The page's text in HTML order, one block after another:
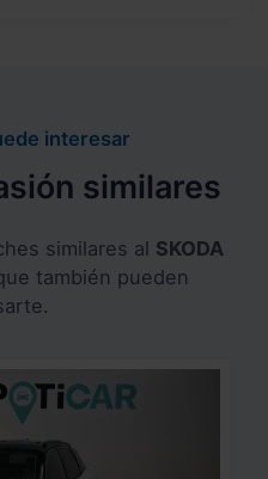
interesar
similares
similares al SKODA
también pueden